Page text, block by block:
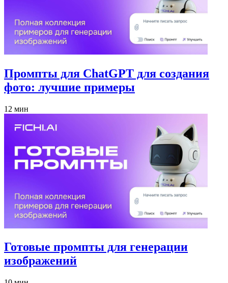
Промпты для ChatGPT для создания
фото: лучшие примеры
12 мин
Готовые промпты для генерации
изображений